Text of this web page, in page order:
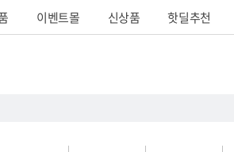
이벤트몰 신상품 핫딜추천